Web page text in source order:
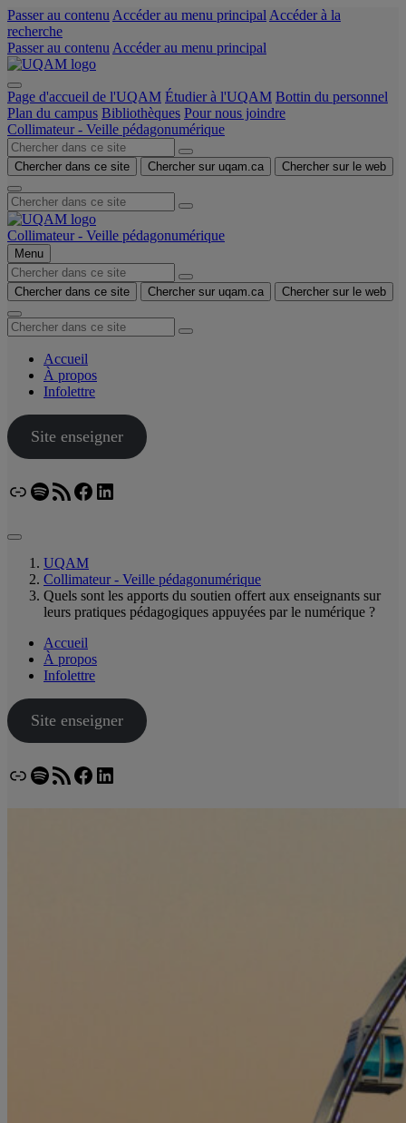
Passer au contenu Accéder au menu principal Accéder à la
recherche
Passer au contenu Accéder au menu principal
Page d'accueil de l'UQAM Étudier à l'UQAM Bottin du personnel
Plan du campus Bibliothèques Pour nous joindre
Collimateur - Veille pédagonumérique
Chercher dans ce site Chercher sur uqam.ca Chercher sur le web
Collimateur - Veille pédagonumérique
Menu
Chercher dans ce site Chercher sur uqam.ca Chercher sur le web
Accueil
À propos
Infolettre
Site enseigner
LienSpotify
Flux RSSFacebook
LinkedIn
UQAM
Collimateur - Veille pédagonumérique
Quels sont les apports du soutien offert aux enseignants sur
leurs pratiques pédagogiques appuyées par le numérique ?
Accueil
À propos
Infolettre
Site enseigner
LienSpotify
Flux RSSFacebook
LinkedIn